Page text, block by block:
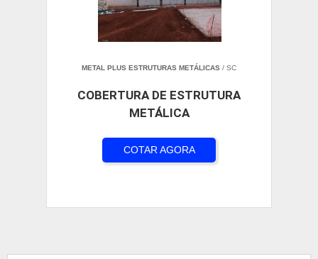
METAL PLUS ESTRUTURAS METÁLICAS / SC
COBERTURA DE ESTRUTURA
METÁLICA
COTAR AGORA